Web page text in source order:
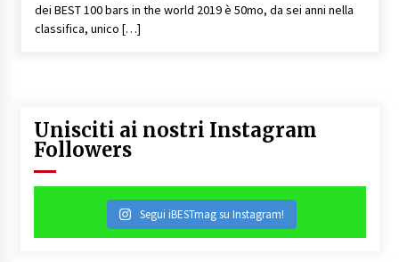
dei BEST 100 bars in the world 2019 è 50mo, da sei anni nella
classifica, unico […]
Unisciti ai nostri Instagram
Followers
Segui iBESTmag su Instagram!